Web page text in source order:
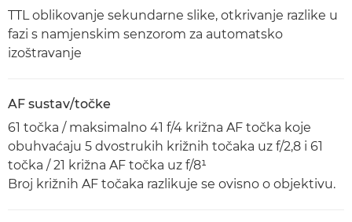
TTL oblikovanje sekundarne slike, otkrivanje razlike u
fazi s namjenskim senzorom za automatsko
izoštravanje
AF sustav/točke
61 točka / maksimalno 41 f/4 križna AF točka koje
obuhvaćaju 5 dvostrukih križnih točaka uz f/2,8 i 61
točka / 21 križna AF točka uz f/8¹
Broj križnih AF točaka razlikuje se ovisno o objektivu.